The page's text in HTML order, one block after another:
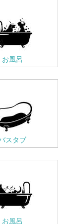
お風呂
スタブ
お風呂